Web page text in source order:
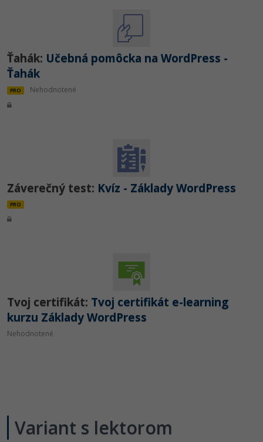
Ťahák: Učebná pomôcka na WordPress -
Ťahák
PRO Nehodnotené
Záverečný test: Kvíz - Základy WordPress
PRO
Tvoj certifikát: Tvoj certifikát e-learning
kurzu Základy WordPress
Nehodnotené
Variant s lektorom